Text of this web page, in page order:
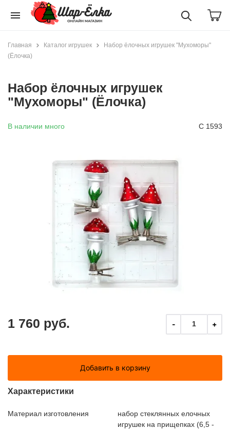
menu
Главная Каталог игрушек
Набор ёлочных игрушек "Мухоморы"
(Ёлочка)
Набор ёлочных игрушек
"Мухоморы" (Ёлочка)
В наличии много С 1593
1 760 руб. - 1 +
Добавить в корзину
Характеристики
Материал изготовления
набор стеклянных елочных
игрушек на прищепках (6,5 -